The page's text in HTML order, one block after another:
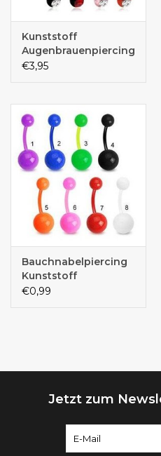
Kunststoff
Augenbrauenpiercing
€3,95
Bauchnabelpiercing
Kunststoff
€0,99
Jetzt zum